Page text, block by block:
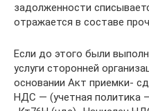
задолженности
отражается в составе
Если до этого были
услуги сторонней
основании Акт приемки-
НДС — (учетная политика